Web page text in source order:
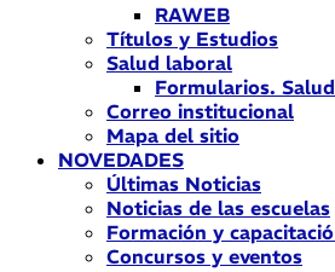
RAWEB
Títulos y Estudios
Salud laboral
Formularios.
Correo institucional
Mapa del sitio
NOVEDADES
Últimas Noticias
Noticias de las escuelas
Formación y
Concursos y eventos